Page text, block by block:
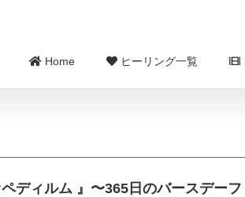
Home ヒーリング一覧
ディルム 』〜365日のバースデーフ